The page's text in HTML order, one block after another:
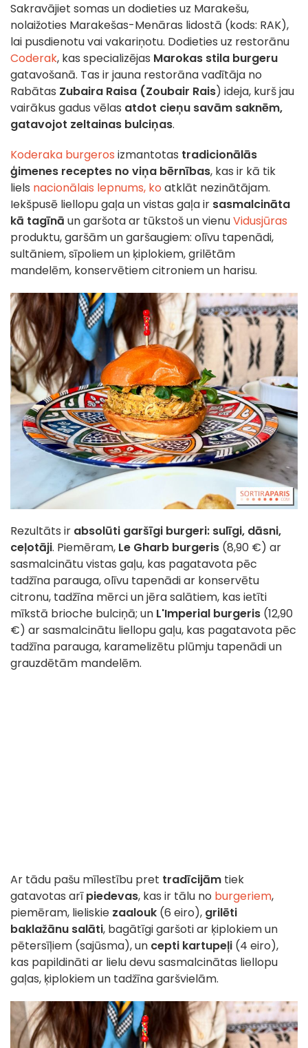
Sakravājiet somas un dodieties uz Marakešu,
nolaižoties Marakešas-Menāras lidostā (kods: RAK),
lai pusdienotu vai vakariņotu. Dodieties uz restorānu
Coderak, kas specializējas Marokas stila burgeru
gatavošanā. Tas ir jauna restorāna vadītāja no
Rabātas Zubaira Raisa (Zoubair Rais) ideja, kurš jau
vairākus gadus vēlas atdot cieņu savām saknēm,
gatavojot zeltainas bulciņas.
Koderaka burgeros izmantotas tradicionālās
ģimenes receptes no viņa bērnības, kas ir kā tik
liels nacionālais lepnums, ko atklāt nezinātājam.
Iekšpusē liellopu gaļa un vistas gaļa ir sasmalcināta
kā tagīnā un garšota ar tūkstoš un vienuVidusjūras
produktu, garšām un garšaugiem: olīvu tapenādi,
sultāniem, sīpoliem un ķiplokiem, grilētām
mandelēm, konservētiem citroniem un harisu.
Rezultāts ir absolūti garšīgi burgeri: sulīgi, dāsni,
ceļotāji. Piemēram, Le Gharb burgeris (8,90 €) ar
sasmalcinātu vistas gaļu, kas pagatavota pēc
tadžīna parauga, olīvu tapenādi ar konservētu
citronu, tadžīna mērci un jēra salātiem, kas ietīti
mīkstā brioche bulciņā; un L'Imperial burgeris (12,90
€) ar sasmalcinātu liellopu gaļu, kas pagatavota pēc
tadžīna parauga, karamelizētu plūmju tapenādi un
grauzdētām mandelēm.
Ar tādu pašu mīlestību pret tradīcijām tiek
gatavotas arīpiedevas, kas ir tālu no burgeriem,
piemēram, lieliskie zaalouk (6 eiro), grilēti
baklažānu salāti, bagātīgi garšoti ar ķiplokiem un
pētersīļiem (sajūsma), un cepti kartupeļi (4 eiro),
kas papildināti ar lielu devu sasmalcinātas liellopu
gaļas, ķiplokiem un tadžīna garšvielām.